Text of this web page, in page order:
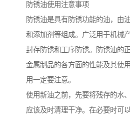
防锈油使用注意事项
防锈油是具有防锈功能的油，由
和添加剂等组成。广泛用于机械
封存防锈和工序防锈。防锈油的
金属制品的各方面的性能及其使
用一定要注意。
使用新油之前，先要将残存的水
应该及时清理干净。在必要时可